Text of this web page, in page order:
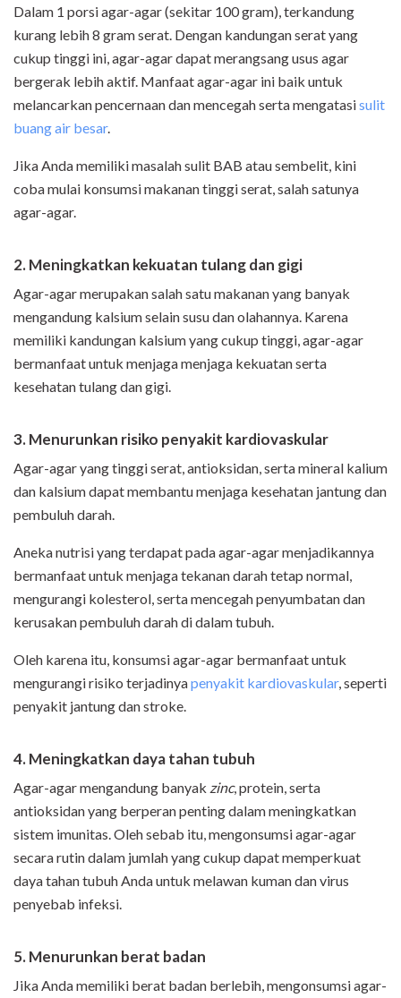
Dalam 1 porsi agar-agar (sekitar 100 gram), terkandung
kurang lebih 8 gram serat. Dengan kandungan serat yang
cukup tinggi ini, agar-agar dapat merangsang usus agar
bergerak lebih aktif. Manfaat agar-agar ini baik untuk
melancarkan pencernaan dan mencegah serta mengatasisulit
buang air besar.
Jika Anda memiliki masalah sulit BAB atau sembelit, kini
coba mulai konsumsi makanan tinggi serat, salah satunya
agar-agar.
2. Meningkatkan kekuatan tulang dan gigi
Agar-agar merupakan salah satu makanan yang banyak
mengandung kalsium selain susu dan olahannya. Karena
memiliki kandungan kalsium yang cukup tinggi, agar-agar
bermanfaat untuk menjaga menjaga kekuatan serta
kesehatan tulang dan gigi.
3. Menurunkan risiko penyakit kardiovaskular
Agar-agar yang tinggi serat, antioksidan, serta mineral kalium
dan kalsium dapat membantu menjaga kesehatan jantung dan
pembuluh darah.
Aneka nutrisi yang terdapat pada agar-agar menjadikannya
bermanfaat untuk menjaga tekanan darah tetap normal,
mengurangi kolesterol, serta mencegah penyumbatan dan
kerusakan pembuluh darah di dalam tubuh.
Oleh karena itu, konsumsi agar-agar bermanfaat untuk
mengurangi risiko terjadinyapenyakit kardiovaskular, seperti
penyakit jantung dan stroke.
4. Meningkatkan daya tahan tubuh
Agar-agar mengandung banyak zinc, protein, serta
antioksidan yang berperan penting dalam meningkatkan
sistem imunitas. Oleh sebab itu, mengonsumsi agar-agar
secara rutin dalam jumlah yang cukup dapat memperkuat
daya tahan tubuh Anda untuk melawan kuman dan virus
penyebab infeksi.
5. Menurunkan berat badan
Jika Anda memiliki berat badan berlebih, mengonsumsi agar-